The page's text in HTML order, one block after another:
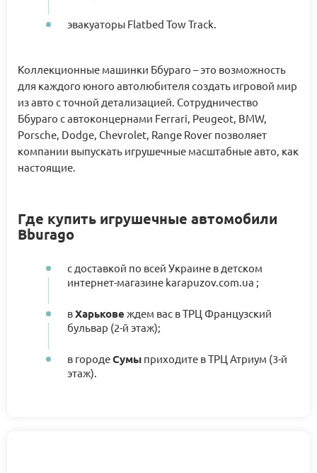
эвакуаторы Flatbed Tow Track.
Коллекционные машинки Ббураго – это возможность
для каждого юного автолюбителя создать игровой мир
из авто с точной детализацией. Сотрудничество
Ббураго с автоконцернами Ferrari, Peugeot, BMW,
Porsche, Dodge, Chevrolet, Range Rover позволяет
компании выпускать игрушечные масштабные авто, как
настоящие.
Где купить игрушечные автомобили
Bburago
с доставкой по всей Украине в детском
интернет-магазине karapuzov.com.ua ;
вХарькове ждем вас в ТРЦ Французский
бульвар (2-й этаж);
в городеСумы приходите в ТРЦ Атриум (3-й
этаж).